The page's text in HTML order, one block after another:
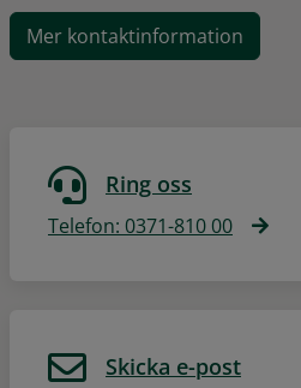
Mer kontaktinformation
Ring oss
Telefon: 0371-810 00
Skicka e-post